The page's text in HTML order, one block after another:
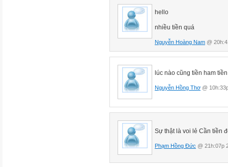
hello
nhiều tiền quá
Nguyễn Hoàng Nam @
lúc nào cũng tiền ham
Nguyễn Hồng Thơ @
Sự thật là voi lẻ Cần tiền
Phạm Hồng Đức @ 21h:07p